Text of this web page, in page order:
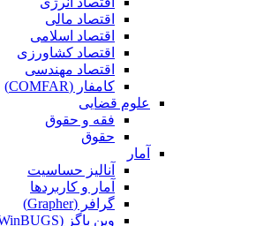
اقتصاد مالی
اقتصاد اسلامی
اقتصاد کشاورزی
اقتصاد مهندسی
کامفار (COMFAR)
علوم قضایی
فقه و حقوق
حقوق
آمار
آنالیز حساسیت
آمار و کاربردها
گرافر (Grapher)
وین باگز (WinBUGS)